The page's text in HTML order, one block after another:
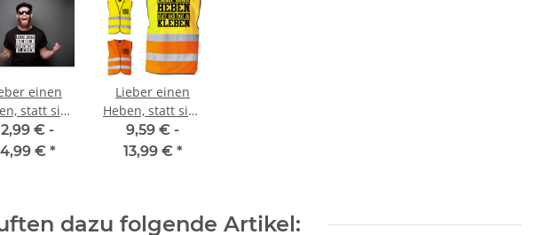
einen
statt sich
zu Kleben
Shirt JGA
€ -
€ *
Lieber einen
Heben, statt sich
fest zu Kleben
Warnweste JGA,
9,59 € -
13,99 € *
dazu folgende Artikel: